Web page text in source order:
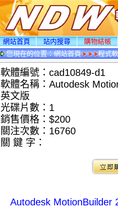
網站首頁 站内搜尋
購物結帳
您現在的位置：網站首頁 程式
軟體編號：cad10849-d1
軟體名稱：Autodesk
英文版
光碟片數：1
銷售價格：$200
關注次數： 16760
關 鍵 字：
Autodesk MotionBuilder